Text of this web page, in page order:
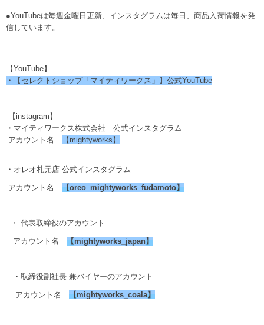
●YouTubeは毎週金曜日更新、インスタグラムは毎日、商品入荷情報を発
信しています。
【YouTube】
・【セレクトショップ「マイティワークス」】公式YouTube
【instagram】
・マイティワークス株式会社 公式インスタグラム
アカウント名
【mightyworks】
・オレオ札元店 公式インスタグラム
アカウント名 【oreo_mightyworks_fudamoto】
・ 代表取締役のアカウント
アカウント名 【mightyworks_japan】
・取締役副社長 兼バイヤーのアカウント
アカウント名 【mightyworks_coala】